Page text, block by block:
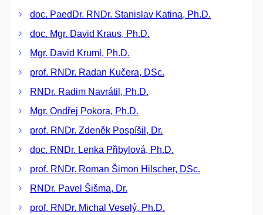
doc. PaedDr. RNDr. Stanislav Katina, Ph.D.
doc. Mgr. David Kraus, Ph.D.
Mgr. David Kruml, Ph.D.
prof. RNDr. Radan Kučera, DSc.
RNDr. Radim Navrátil, Ph.D.
Mgr. Ondřej Pokora, Ph.D.
prof. RNDr. Zdeněk Pospíšil, Dr.
doc. RNDr. Lenka Přibylová, Ph.D.
prof. RNDr. Roman Šimon Hilscher, DSc.
RNDr. Pavel Šišma, Dr.
prof. RNDr. Michal Veselý, Ph.D.